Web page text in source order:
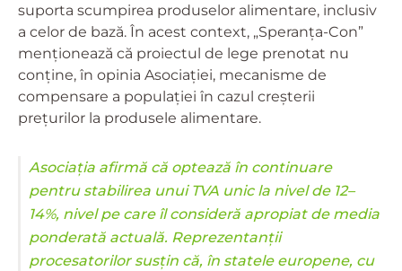
suporta scumpirea produselor alimentare, inclusiv
a celor de bază. În acest context, „Speranța-Con”
menționează că proiectul de lege prenotat nu
conține, în opinia Asociației, mecanisme de
compensare a populației în cazul creșterii
prețurilor la produsele alimentare.
Asociația afirmă că optează în continuare
pentru stabilirea unui TVA unic la nivel de 12–
14%, nivel pe care îl consideră apropiat de media
ponderată actuală. Reprezentanții
procesatorilor susțin că, în statele europene, cu